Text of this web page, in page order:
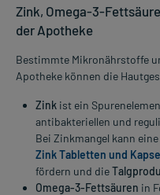
Zink, Omega-3-
der Apotheke
Bestimmte Mikronährstoffe
Apotheke können die
Zink ist ein
antibakteriellen und
Bei Zinkmangel kann
Zink Tabletten und
fördern und die
Omega-3-Fettsäuren in